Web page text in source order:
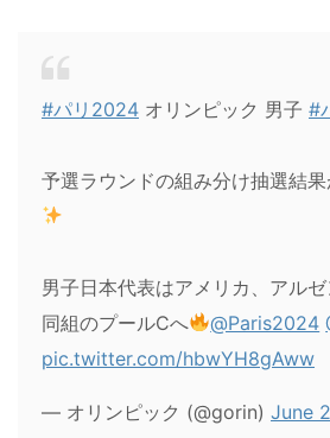
#パリ2024 オリンピック 男子 #
予選ラウンドの組み分け抽選結
男子日本代表はアメリカ、アル
同組のプールCへ
@Paris2024
pic.twitter.com/hbwYH8gAww
— オリンピック (@gorin) June